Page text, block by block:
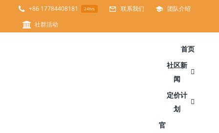
+86 17784408181 24hrs 联系我们
团队介绍
社群活动
首页
社区新
闻
定价计
划
官